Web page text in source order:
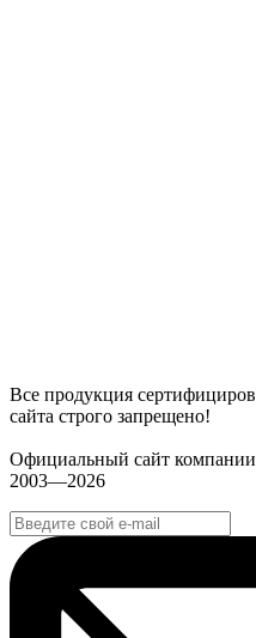
Все продукция
сайта строго запрещено!
Официальный сайт
2003—2026